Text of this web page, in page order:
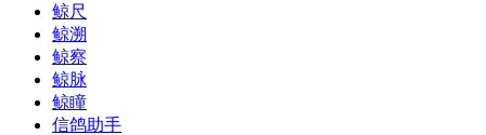
鲸尺
鲸溯
鲸察
鲸脉
鲸瞳
信鸽助手